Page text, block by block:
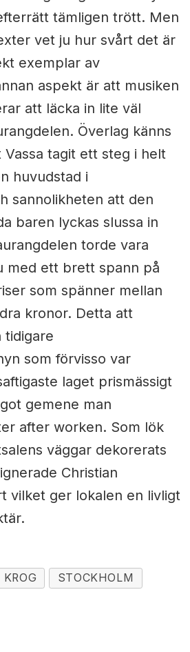
tämligen trött. Men
vet ju hur svårt det är
exemplar av
aspekt är att musiken
att läcka in lite väl
Överlag känns
tagit ett steg i helt
huvudstad i
sannolikheten att den
baren lyckas slussa in
torde vara
med ett brett spann på
som spänner mellan
kronor. Detta att
tidigare
som förvisso var
laget prismässigt
gemene man
after worken. Som lök
väggar dekorerats
Christian
vilket ger lokalen en livligt
KROG STOCKHOLM